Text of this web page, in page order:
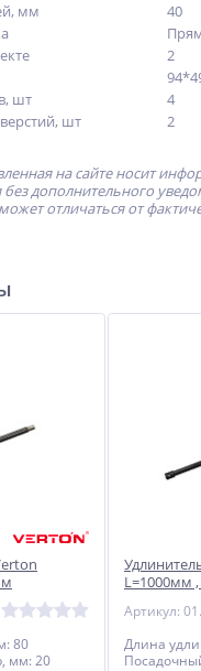
мм
40
2
шт
4
шт
2
на сайте носит
дополнительного
отличаться от
80
мм: 20
L=1000мм
Длина